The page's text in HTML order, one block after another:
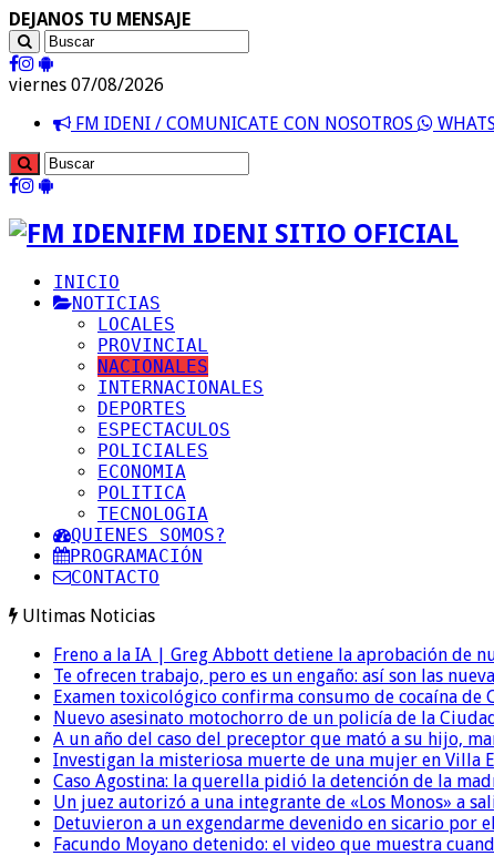
DEJANOS TU MENSAJE
viernes 07/08/2026
FM IDENI / COMUNICATE CON NOSOTROS
FM IDENI SITIO OFICIAL
INICIO
NOTICIAS
LOCALES
PROVINCIAL
NACIONALES
INTERNACIONALES
DEPORTES
ESPECTACULOS
POLICIALES
ECONOMIA
POLITICA
TECNOLOGIA
QUIENES SOMOS?
PROGRAMACIÓN
CONTACTO
Ultimas Noticias
Freno a la IA | Greg Abbott detiene la aprobación de
Te ofrecen trabajo, pero es un engaño: así son las
Examen toxicológico confirma consumo de cocaína de
Nuevo asesinato motochorro de un policía de la
A un año del caso del preceptor que mató a su hijo,
Investigan la misteriosa muerte de una mujer en Villa
Caso Agostina: la querella pidió la detención de la
Un juez autorizó a una integrante de «Los Monos» a
Detuvieron a un exgendarme devenido en sicario por
Facundo Moyano detenido: el video que muestra